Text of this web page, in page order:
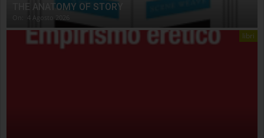
THE ANATOMY OF STORY
4 Agosto 2026
libri